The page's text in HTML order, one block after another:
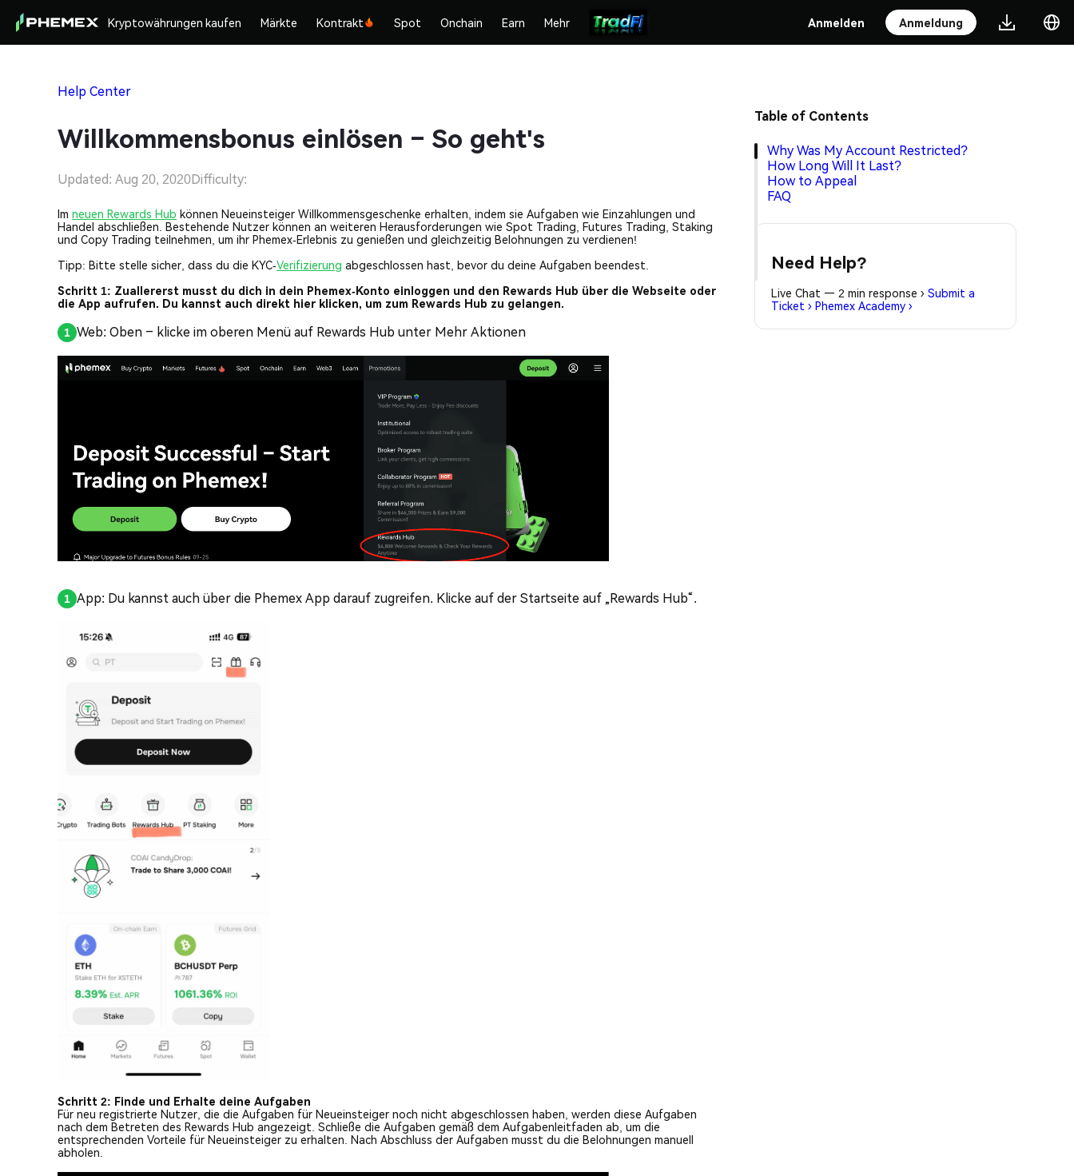
Kryptowährungen kaufen Märkte Kontrakt Spot Onchain Earn Mehr Anmelden Anmeldung
Help Center
Willkommensbonus einlösen – So geht's
Updated: Aug 20, 2020Difficulty:
Im neuen Rewards Hub können Neueinsteiger Willkommensgeschenke erhalten, indem sie Aufgaben wie Einzahlungen und
Handel abschließen. Bestehende Nutzer können an weiteren Herausforderungen wie Spot Trading, Futures Trading, Staking
und Copy Trading teilnehmen, um ihr Phemex-Erlebnis zu genießen und gleichzeitig Belohnungen zu verdienen!
Tipp: Bitte stelle sicher, dass du die KYC-Verifizierung abgeschlossen hast, bevor du deine Aufgaben beendest.
Schritt 1: Zuallererst musst du dich in dein Phemex-Konto einloggen und den Rewards Hub über die Webseite oder
die App aufrufen. Du kannst auch direkt hier klicken, um zum Rewards Hub zu gelangen.
Web: Oben – klicke im oberen Menü auf Rewards Hub unter Mehr Aktionen
App: Du kannst auch über die Phemex App darauf zugreifen. Klicke auf der Startseite auf „Rewards Hub“.
Schritt 2: Finde und Erhalte deine Aufgaben
Für neu registrierte Nutzer, die die Aufgaben für Neueinsteiger noch nicht abgeschlossen haben, werden diese Aufgaben
nach dem Betreten des Rewards Hub angezeigt. Schließe die Aufgaben gemäß dem Aufgabenleitfaden ab, um die
entsprechenden Vorteile für Neueinsteiger zu erhalten. Nach Abschluss der Aufgaben musst du die Belohnungen manuell
abholen.
Table of Contents
Why Was My Account Restricted?
How Long Will It Last?
How to Appeal
FAQ
Need Help?
Live Chat — 2 min response › Submit a
Ticket › Phemex Academy ›